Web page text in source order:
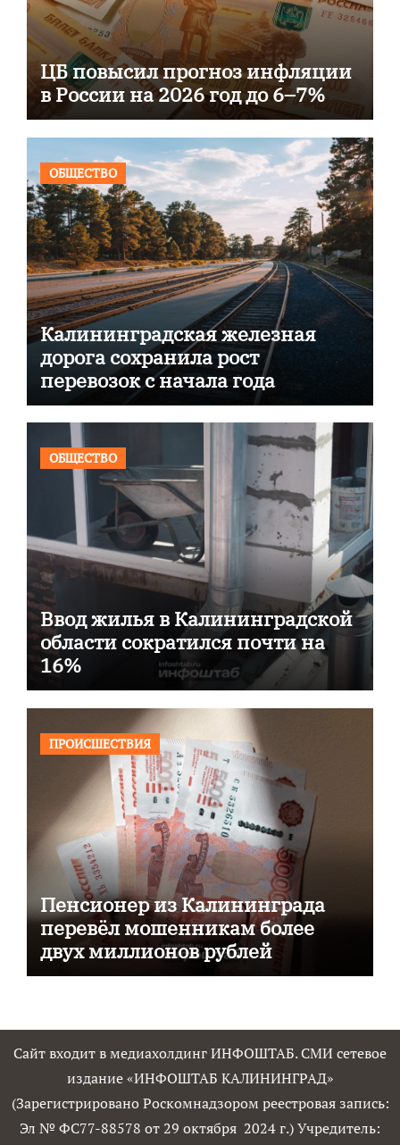
ЦБ повысил прогноз инфляции
в России на 2026 год до 6–7%
ОБЩЕСТВО
Калининградская железная
дорога сохранила рост
перевозок с начала года
ОБЩЕСТВО
Ввод жилья в Калининградской
области сократился почти на
16%
ПРОИСШЕСТВИЯ
Пенсионер из Калининграда
перевёл мошенникам более
двух миллионов рублей
Сайт входит в медиахолдинг ИНФОШТАБ. СМИ сетевое
издание «ИНФОШТАБ КАЛИНИНГРАД»
(Зарегистрировано Роскомнадзором реестровая запись:
Эл № ФС77-88578 от 29 октября 2024 г.) Учредитель: